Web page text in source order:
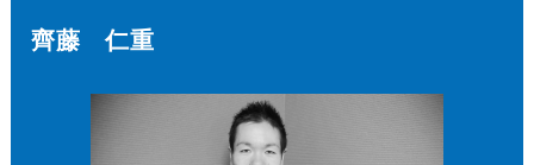
齊藤 仁重